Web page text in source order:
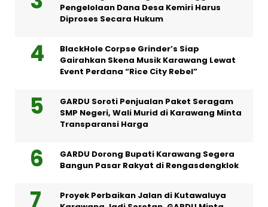
Pengelolaan Dana Desa Kemiri Harus
Diproses Secara Hukum
BlackHole Corpse Grinder’s Siap
Gairahkan Skena Musik Karawang Lewat
Event Perdana “Rice City Rebel”
GARDU Soroti Penjualan Paket Seragam
SMP Negeri, Wali Murid di Karawang Minta
Transparansi Harga
GARDU Dorong Bupati Karawang Segera
Bangun Pasar Rakyat di Rengasdengklok
Proyek Perbaikan Jalan di Kutawaluya